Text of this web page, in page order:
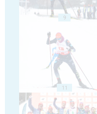
9
11